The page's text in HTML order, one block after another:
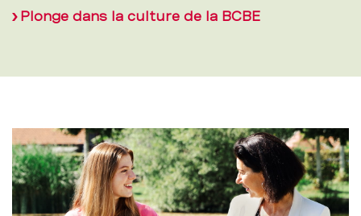
Plonge dans la culture de la BCBE